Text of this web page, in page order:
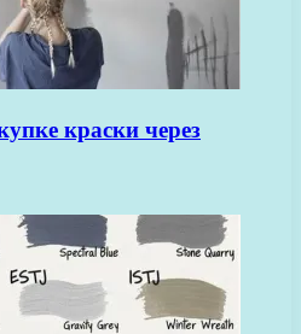
краски через